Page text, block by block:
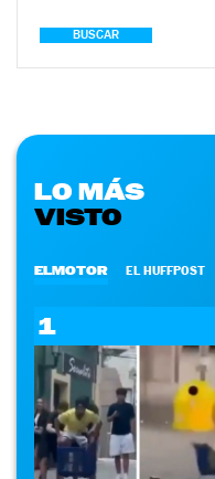
BUSCAR
LO MÁS
VISTO
ELMOTOR EL HUFFPOST
1